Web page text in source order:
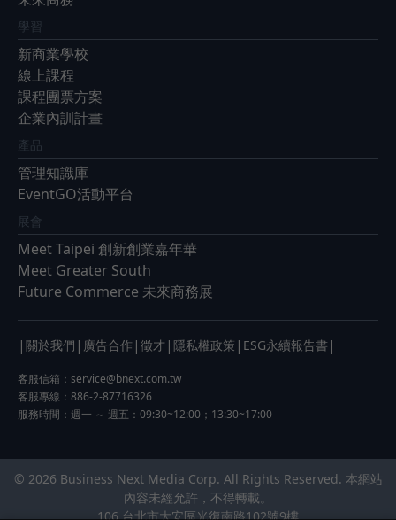
學習
新商業學校
線上課程
課程團票方案
企業內訓計畫
產品
管理知識庫
EventGO活動平台
展會
Meet Taipei 創新創業嘉年華
Meet Greater South
Future Commerce 未來商務展
| 關於我們 | 廣告合作 | 徵才 | 隱私權政策 | ESG永續報告書 |
客服信箱： service@bnext.com.tw
客服專線：886-2-87716326
服務時間：週一 ～ 週五：09:30~12:00；13:30~17:00
© 2026 Business Next Media Corp. All Rights Reserved. 本網站
內容未經允許，不得轉載。
106 台北市大安區光復南路102號9樓